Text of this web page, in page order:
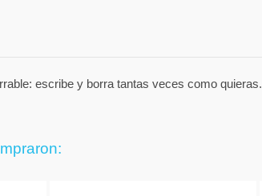
escribe y borra tantas veces como